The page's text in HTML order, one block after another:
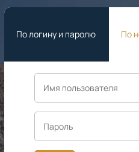
По логину и паролю По